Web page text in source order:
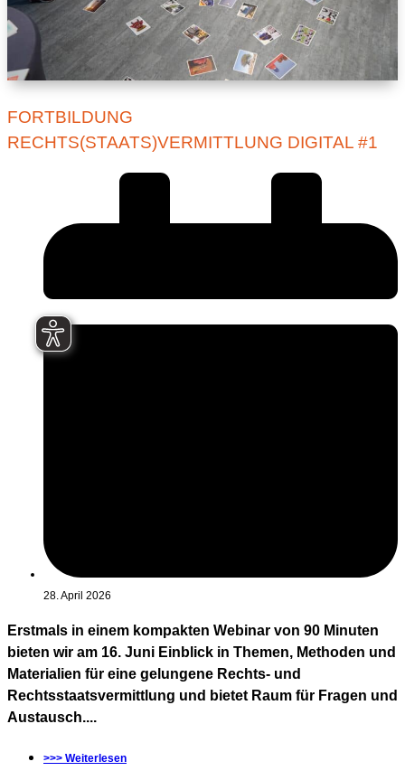
FORTBILDUNG
RECHTS(STAATS)VERMITTLUNG DIGITAL #1
28. April 2026
Erstmals in einem kompakten Webinar von 90 Minuten
bieten wir am 16. Juni Einblick in Themen, Methoden und
Materialien für eine gelungene Rechts- und
Rechtsstaatsvermittlung und bietet Raum für Fragen und
Austausch....
>>> Weiterlesen